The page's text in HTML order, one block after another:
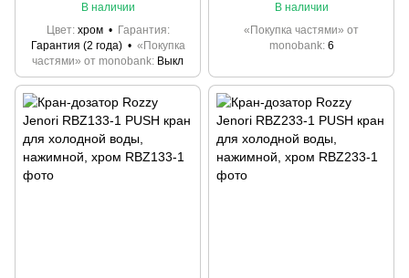
В наличии
Цвет хром
Гарантия
Гарантия (2 года)
«Покупка
частями» от monobank Выкл
В наличии
«Покупка частями» от
monobank 6